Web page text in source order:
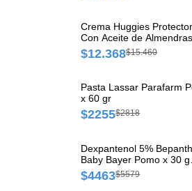
Crema Huggies
Con Aceite de
80 gr
$12.368$15.460
Pasta Lassar Parafarm
x 60 gr
$2255$2818
Dexpantenol 5%
Baby Bayer Pomo x 30 g
Pomada
$4463$5579